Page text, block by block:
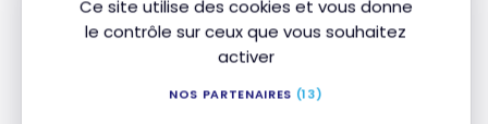
Ce site utilise des cookies et vous donne
le contrôle sur ceux que vous souhaitez
activer
NOS PARTENAIRES (13)
Ainsi, votre entreprise conserve une plus grande
flexibilité pour gérer ses obligations financières
courantes, comme le paiement des fournisseurs,